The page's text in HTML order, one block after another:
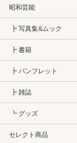
昭和芸能
┣ 写真集&ムック
┣ 書籍
┣ パンフレット
┣ 雑誌
┗ グッズ
セレクト商品